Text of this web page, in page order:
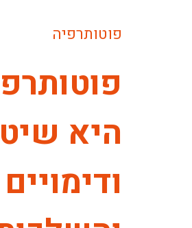
פוטותרפיה
היא